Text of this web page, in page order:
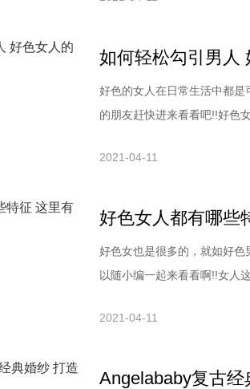
如何轻松勾引男人
好色的女人在日常生活中都
的朋友赶快进来看看吧!!好色
时候，他们也会把外形作为
2021-04-11
好色女人都有哪些
好色女也是很多的，就如好
以随小编一起来看看啊!!女人
系。2、下唇有痣藏匿于心会
2021-04-11
Angelababy复古